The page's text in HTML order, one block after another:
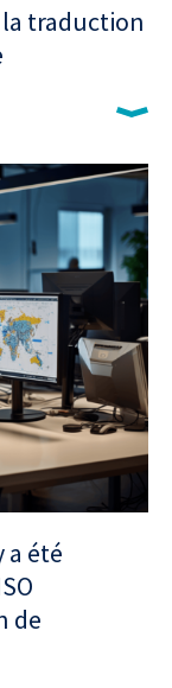
traduction
a été
de